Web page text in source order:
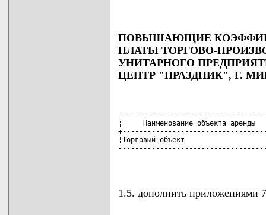
ПОВЫШАЮЩИЕ
ПЛАТЫ ТОРГОВО-
УНИТАРНОГО
ЦЕНТР "ПРАЗДНИК", Г.
¦     Наименование объекта
¦Торговый объект
1.5. дополнить приложениями